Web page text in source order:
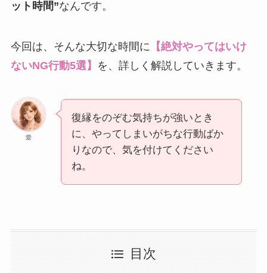
ット時間”なんです。
今回は、そんな大切な時間に 【絶対やってはいけ
ないNG行動5選】
を、詳しく解説していきます。
愛
復縁をのぞむ気持ちが強いとき
に、やってしまいがちな行動ばか
りなので、気を付けてください
ね。
目次